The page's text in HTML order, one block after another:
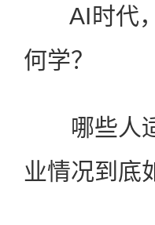
AI时代，
何学？
哪些人适
业情况到底